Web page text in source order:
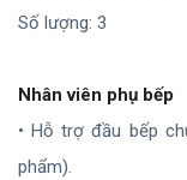
Số lượng: 3
Nhân viên phụ bếp
• Hỗ trợ đầu bếp
phẩm).